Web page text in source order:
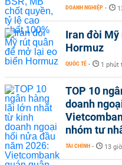
DOANH NGHIỆP -
Iran đòi Mỹ
Hormuz
QUỐC TẾ - 1 phút
TOP 10
doanh
nhóm tư
TÀI CHÍNH - 13